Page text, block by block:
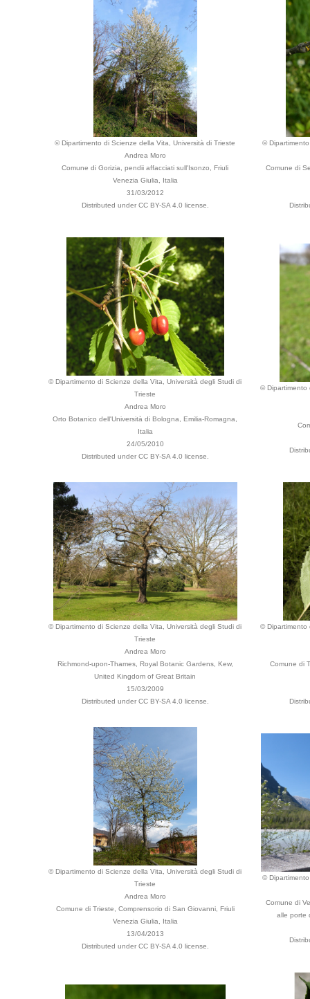
© Dipartimento di Scienze della Vita, Università di Trieste
Andrea Moro
Comune di Gorizia, pendii affacciati sull'Isonzo, Friuli
Venezia Giulia, Italia
31/03/2012
Distributed under CC BY-SA 4.0 license.
©
Comune di
© Dipartimento di Scienze della Vita, Università degli Studi di
Trieste
Andrea Moro
Orto Botanico dell'Università di Bologna, Emilia-Romagna,
Italia
24/05/2010
Distributed under CC BY-SA 4.0 license.
© Dipartimento
© Dipartimento di Scienze della Vita, Università degli Studi di
Trieste
Andrea Moro
Richmond-upon-Thames, Royal Botanic Gardens, Kew,
United Kingdom of Great Britain
15/03/2009
Distributed under CC BY-SA 4.0 license.
© Dipartimento
Comune di
© Dipartimento di Scienze della Vita, Università degli Studi di
Trieste
Andrea Moro
Comune di Trieste, Comprensorio di San Giovanni, Friuli
Venezia Giulia, Italia
13/04/2013
Distributed under CC BY-SA 4.0 license.
©
Comune di
alle porte